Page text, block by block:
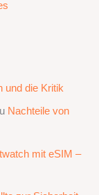
und die Kritik
Nachteile von
mit eSIM –